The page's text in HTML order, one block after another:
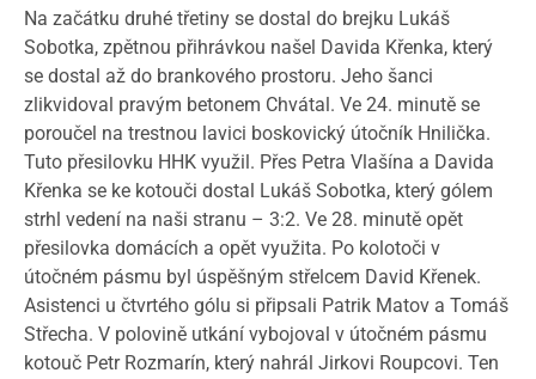
Na začátku druhé třetiny se dostal do brejku Lukáš
Sobotka, zpětnou přihrávkou našel Davida Křenka, který
se dostal až do brankového prostoru. Jeho šanci
zlikvidoval pravým betonem Chvátal. Ve 24. minutě se
poroučel na trestnou lavici boskovický útočník Hnilička.
Tuto přesilovku HHK využil. Přes Petra Vlašína a Davida
Křenka se ke kotouči dostal Lukáš Sobotka, který gólem
strhl vedení na naši stranu – 3:2. Ve 28. minutě opět
přesilovka domácích a opět využita. Po kolotoči v
útočném pásmu byl úspěšným střelcem David Křenek.
Asistenci u čtvrtého gólu si připsali Patrik Matov a Tomáš
Střecha. V polovině utkání vybojoval v útočném pásmu
kotouč Petr Rozmarín, který nahrál Jirkovi Roupcovi. Ten